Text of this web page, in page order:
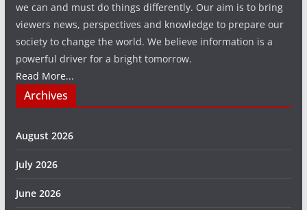
we can and must do things differently. Our aim is to bring
viewers news, perspectives and knowledge to prepare our
society to change the world. We believe information is a
powerful driver for a bright tomorrow.
Read More...
Archives
August 2026
July 2026
June 2026